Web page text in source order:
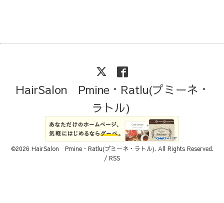
HairSalon Pmine・Ratlu(プミーネ・
ラトル)
©2026 HairSalon Pmine・Ratlu(プミーネ・ラトル). All Rights Reserved.
/ RSS